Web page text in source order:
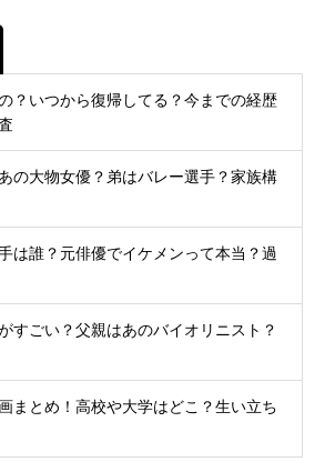
？いつから復帰してる？今までの経歴
の大物女優？弟はバレー選手？家族構
は誰？元俳優でイケメンって本当？過
すごい？父親はあのバイオリニスト？
まとめ！高校や大学はどこ？生い立ち